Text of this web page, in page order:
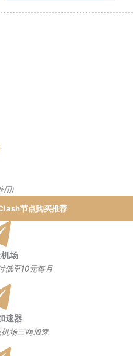
用)
节点购买推荐
场
低至10元每月
速器
场三网加速